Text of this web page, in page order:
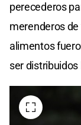
perecederos
merenderos
alimentos
ser distribuidos